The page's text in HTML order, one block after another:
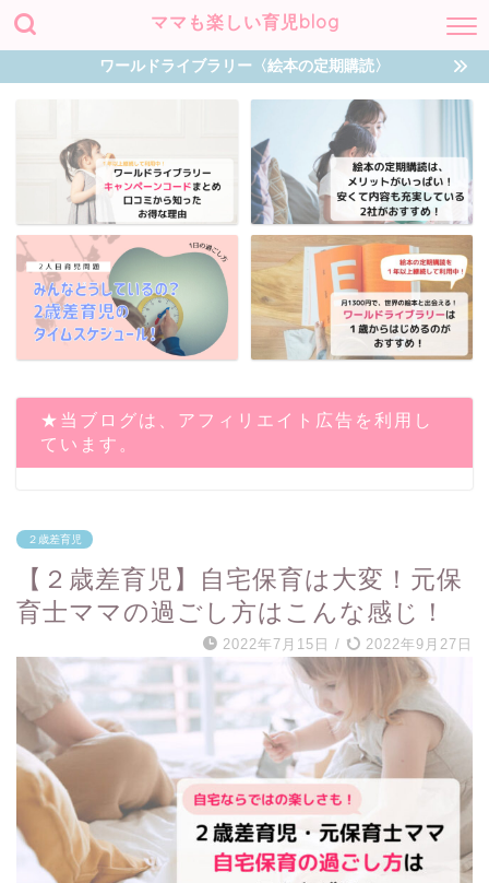
ママも楽しい育児blog
ワールドライブラリー〈絵本の定期購読〉
★当ブログは、アフィリエイト広告を利用し
ています。
２歳差育児
【２歳差育児】自宅保育は大変！元保
育士ママの過ごし方はこんな感じ！
2022年7月15日 / 2022年9月27日